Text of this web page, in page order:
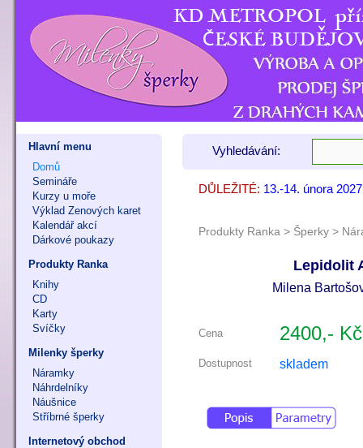
Hlavní menu
Domů
Semináře
Kurzy u moře
Výklad Zenových karet
Kalendář akcí
Dárkové poukazy
Produkty Ranka
Knihy
CD
Karty
Svíčky
Milenky šperky
Náramky
Náhrdelníky
Náušnice
Stříbrné šperky
Internetový obchod
Vyhledávání:
DŮLEŽITÉ: 13.-14. února
7. - 8. listopadu
9. - 11. října 2026
Produkty Ranka > Šperky >
Lepidolit
Milena
Cena 2400,- Kč
Dostupnost skladem